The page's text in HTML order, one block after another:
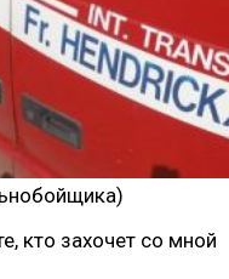
кто захочет со мной